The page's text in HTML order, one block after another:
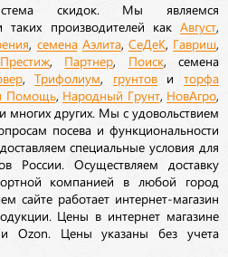
скидок. Мы являемся
таких производителей как Август
семена Аэлита, СеДеК Гавриш
Престиж Партнер Поиск, семена
,Трифолиум грунтовиторфа
Помощь Народный Грунт, НовАгро
многих других. Мы с удовольствием
посева и функциональности
специальные условия для
России. Осуществляем доставку
компанией в любой город
сайте работает интернет-магазин
Цены в интернет магазине
Ozon. Цены указаны без учета